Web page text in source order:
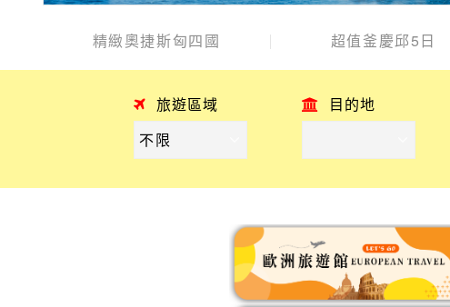
精緻奧捷斯匈四國 超值釜慶邱5日
旅遊區域 目的地